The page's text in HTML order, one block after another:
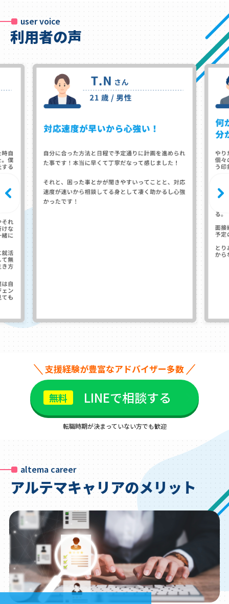
user voice
利用者の声
支援経験が豊富なアドバイザー多数
LINEで相談する
転職時期が決まっていない方でも歓迎
altema career
アルテマキャリアのメリット